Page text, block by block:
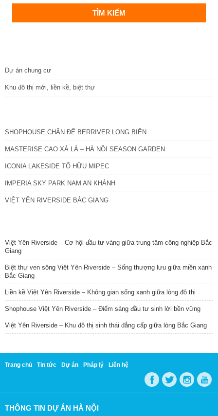
Dự án chung cư
Khu đô thị mới, liền kề, biệt thự
SHOPHOUSE CHÂN ĐẾ BERRIVER LONG BIÊN
MASTERISE CAO XÀ LÁ – HÀ NỘI SEASON GARDEN
ICONIA LAKESIDE TỐ HỮU MIPEC
IMPERIA SKY PARK NAM AN KHÁNH
VIỆT YÊN RIVERSIDE BẮC GIANG
Việt Yên Riverside – Cơ hội đầu tư vàng giữa trung tâm công nghiệp Bắc
Giang
Biệt thự ven sông Việt Yên Riverside – Sống thượng lưu giữa miền xanh
Bắc Giang
Liền kề Việt Yên Riverside – Không gian sống xanh giữa lòng đô thị
Shophouse Việt Yên Riverside – Điểm sáng đầu tư sinh lời bền vững
Việt Yên Riverside – Khu đô thị sinh thái đẳng cấp giữa lòng Bắc Giang
Trang chủ Tin tức Dự án Pháp lý Liên hệ
THÔNG TIN DỰ ÁN HÀ NỘI